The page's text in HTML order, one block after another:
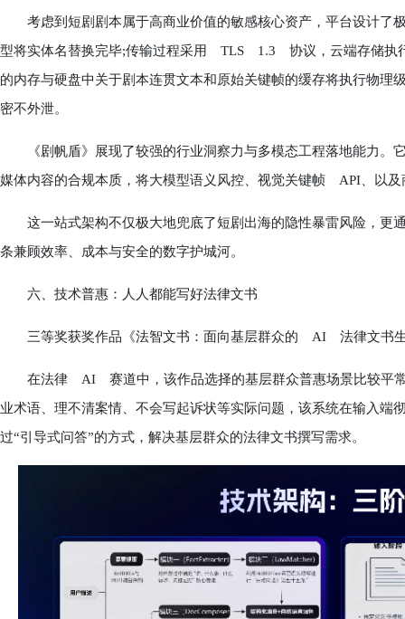
考虑到短剧剧本属于高商业价值的敏感核心资产，平台设计了
型将实体名替换完毕;传输过程采用 TLS 1.3 协议，云端存储执
的内存与硬盘中关于剧本连贯文本和原始关键帧的缓存将执行物理
密不外泄。
《剧帆盾》展现了较强的行业洞察力与多模态工程落地能力。
媒体内容的合规本质，将大模型语义风控、视觉关键帧 API、以
这一站式架构不仅极大地兜底了短剧出海的隐性暴雷风险，更
条兼顾效率、成本与安全的数字护城河。
六、技术普惠：人人都能写好法律文书
三等奖获奖作品《法智文书：面向基层群众的 AI 法律文书生
在法律 AI 赛道中，该作品选择的基层群众普惠场景比较平
业术语、理不清案情、不会写起诉状等实际问题，该系统在输入
过“引导式问答”的方式，解决基层群众的法律文书撰写需求。